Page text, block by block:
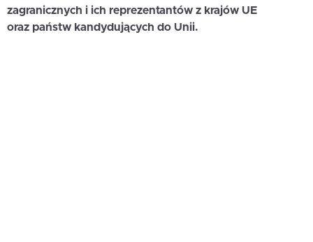
zagranicznych i ich reprezentantów z krajów UE
oraz państw kandydujących do Unii.